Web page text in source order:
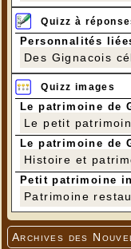
Quizz à
Personnalités
Des Gignacois
Quizz images
Le patrimoine de
Le petit
Le patrimoine de
Histoire et
Petit patrimoine
Patrimoine
Archives des